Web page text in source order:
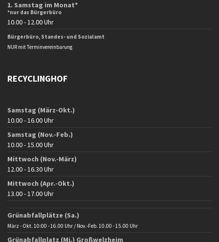
1. Samstag im Monat*
*nur das Bürgerbüro
10.00 - 12.00 Uhr
Bürgerbüro, Standes- und Sozialamt
NUR mit Terminvereinbarung
RECYCLINGHOF
Samstag (März-Okt.)
10.00 - 16.00 Uhr
Samstag (Nov.-Feb.)
10.00 - 15.00 Uhr
Mittwoch (Nov.-März)
12.00 - 16.30 Uhr
Mittwoch (Apr.-Okt.)
13.00 - 17.00 Uhr
Grünabfallplätze (Sa.)
März - Okt. 10:00 - 16.00 Uhr / Nov.-Feb. 10.00 - 15.00 Uhr
Grünabfallplatz (Mi.) Großwelzheim